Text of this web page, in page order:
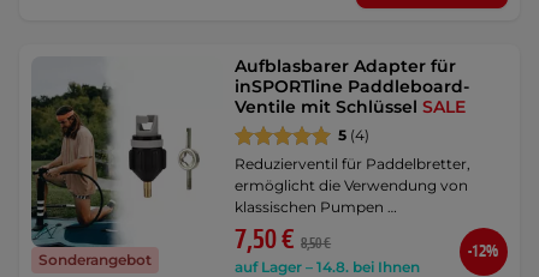
Sonderangebot
Aufblasbarer Adapter für
inSPORTline Paddleboard-
Ventile mit SchlüsselSALE
5 (4)
Reduzierventil für Paddelbretter,
ermöglicht die Verwendung von
klassischen Pumpen …
7,50 € 8,50 €
auf Lager – 14.8. bei Ihnen
-12%